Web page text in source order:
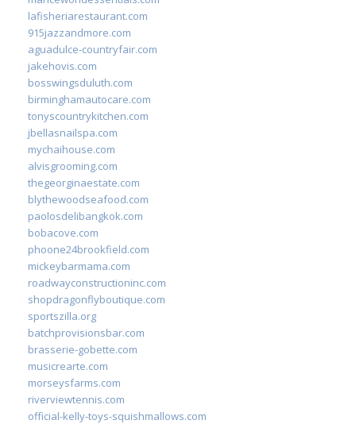
lafisheriarestaurant.com
915jazzandmore.com
aguadulce-countryfair.com
jakehovis.com
bosswingsduluth.com
birminghamautocare.com
tonyscountrykitchen.com
jbellasnailspa.com
mychaihouse.com
alvisgrooming.com
thegeorginaestate.com
blythewoodseafood.com
paolosdelibangkok.com
bobacove.com
phoone24brookfield.com
mickeybarmama.com
roadwayconstructioninc.com
shopdragonflyboutique.com
sportszilla.org
batchprovisionsbar.com
brasserie-gobette.com
musicrearte.com
morseysfarms.com
riverviewtennis.com
official-kelly-toys-squishmallows.com